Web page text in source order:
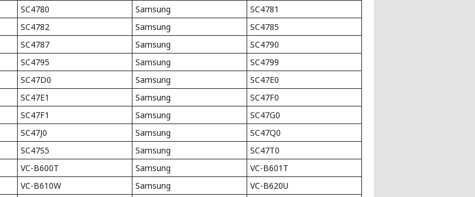
SC4780 Samsung
SC4781
SC4782 Samsung
SC4785
SC4787 Samsung
SC4790
SC4795 Samsung
SC4799
SC47D0 Samsung
SC47E0
SC47E1 Samsung
SC47F0
SC47F1 Samsung
SC47G0
SC47J0 Samsung
SC47Q0
SC47S5 Samsung
SC47T0
VC-B600T Samsung
VC-B601T
VC-B610W Samsung
VC-B620U